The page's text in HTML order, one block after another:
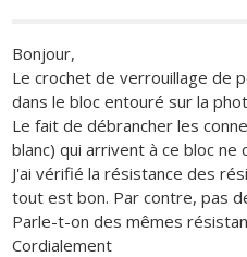
Bonjour,
Le crochet de verrouillage de
dans le bloc entouré sur la
Le fait de débrancher les
blanc) qui arrivent à ce bloc ne
J'ai vérifié la résistance des
tout est bon. Par contre, pas
Parle-t-on des mêmes
Cordialement